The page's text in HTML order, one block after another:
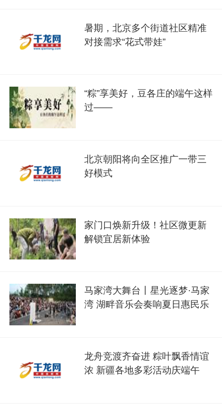
暑期，北京多个街道社区精准
对接需求“花式带娃”
“粽”享美好，豆各庄的端午这样
过——
北京朝阳将向全区推广一带三
好模式
家门口焕新升级！社区微更新
解锁宜居新体验
马家湾大舞台丨星光逐梦·马家
湾 湖畔音乐会奏响夏日惠民乐
龙舟竞渡齐奋进 粽叶飘香情谊
浓 新疆各地多彩活动庆端午